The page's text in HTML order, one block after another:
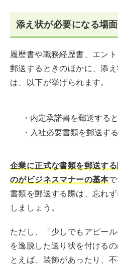
添え状が必要になる場面
履歴書や職務経歴書、エン
郵送するときのほかに、添
は、以下が挙げられます。
・内定承諾書を郵送する
・入社必要書類を郵送す
企業に正式な書類を郵送す
のがビジネスマナーの基本
書類を郵送する際は、忘れ
しましょう。
ただし、「少しでもアピー
を逸脱した送り状を付ける
とえば、装飾があったり、